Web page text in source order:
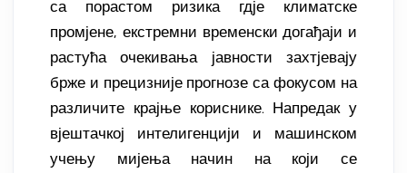
са порастом ризика гдје климатске
промјене, екстремни временски догађаји и
растућа очекивања јавности захтјевају
брже и прецизније прогнозе са фокусом на
различите крајње кориснике. Напредак у
вјештачкој интелигенцији и машинском
учењу мијења начин на који се